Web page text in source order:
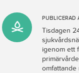
PUBLICERAD
Tisdagen
igenom ett
omfattande